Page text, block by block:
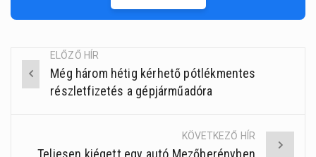
Post
navigation
ELŐZŐ HÍR
Még három hétig kérhető pótlékmentes
részletfizetés a gépjárműadóra
KÖVETKEZŐ HÍR
Teljesen kiégett egy autó Mezőberényben